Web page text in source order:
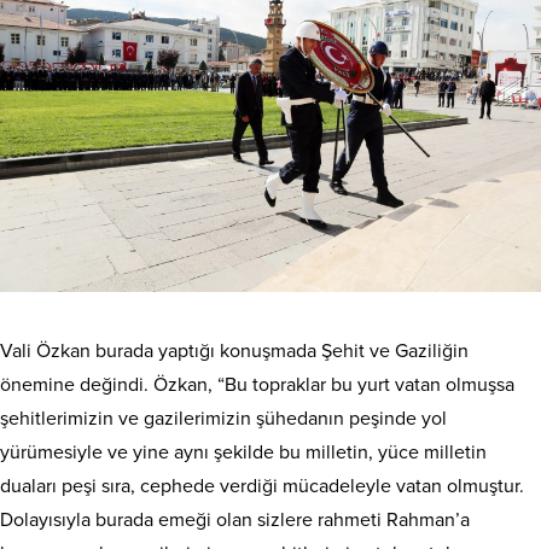
Vali Özkan burada yaptığı konuşmada Şehit ve Gaziliğin
önemine değindi. Özkan, “Bu topraklar bu yurt vatan olmuşsa
şehitlerimizin ve gazilerimizin şühedanın peşinde yol
yürümesiyle ve yine aynı şekilde bu milletin, yüce milletin
duaları peşi sıra, cephede verdiği mücadeleyle vatan olmuştur.
Dolayısıyla burada emeği olan sizlere rahmeti Rahman’a